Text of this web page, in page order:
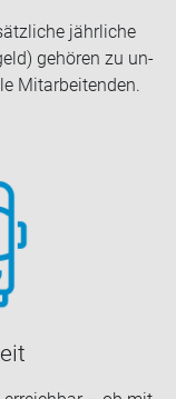
jähr­li­che
ge­hö­ren zu un­
Mit­ar­bei­ten­den.